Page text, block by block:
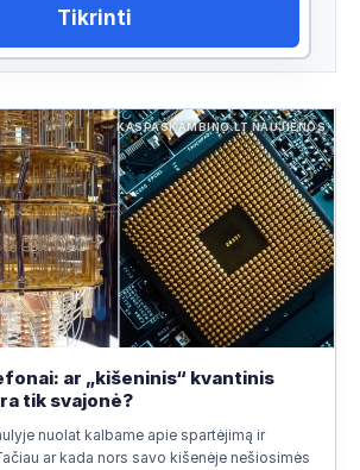
Tikrinti
KASPASKAMBINO.LT NAUJIENOS
ar „kišeninis“ kvantinis
tik svajonė?
nuolat kalbame apie spartėjimą ir
ar kada nors savo kišenėje nešiosimės